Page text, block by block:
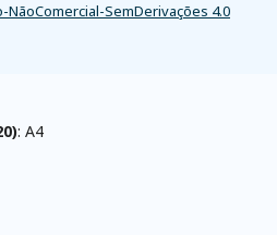
SemDerivações 4.0
: A4